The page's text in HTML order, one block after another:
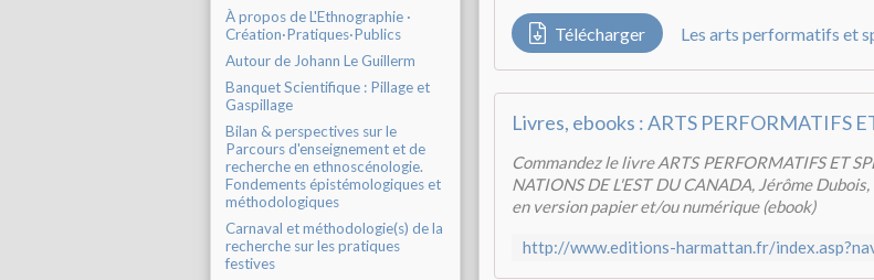
À propos de L'Ethnographie ·
Création·Pratiques·Publics
Autour de Johann Le Guillerm
Banquet Scientifique : Pillage et
Gaspillage
Bilan & perspectives sur le
Parcours d'enseignement et de
recherche en ethnoscénologie.
Fondements épistémologiques et
méthodologiques
Carnaval et méthodologie(s) de la
recherche sur les pratiques
festives
Télécharger
Commandez le livre ARTS PERFORMATIFS ET
NATIONS DE L'EST DU CANADA, Jérôme
en version papier et/ou numérique (ebook)